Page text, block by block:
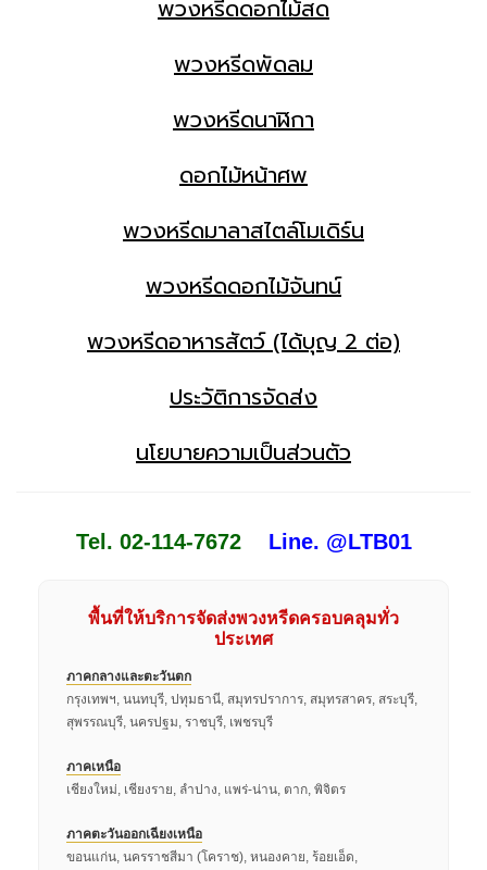
พวงหรีดดอกไม้สด
พวงหรีดพัดลม
พวงหรีดนาฬิกา
ดอกไม้หน้าศพ
พวงหรีดมาลาสไตล์โมเดิร์น
พวงหรีดดอกไม้จันทน์
พวงหรีดอาหารสัตว์ (ได้บุญ 2 ต่อ)
ประวัติการจัดส่ง
นโยบายความเป็นส่วนตัว
Tel. 02-114-7672 Line. @LTB01
พื้นที่ให้บริการจัดส่งพวงหรีดครอบคลุมทั่ว
ประเทศ
ภาคกลางและตะวันตก
กรุงเทพฯ, นนทบุรี, ปทุมธานี, สมุทรปราการ, สมุทรสาคร, สระบุรี,
สุพรรณบุรี, นครปฐม, ราชบุรี, เพชรบุรี
ภาคเหนือ
เชียงใหม่, เชียงราย, ลำปาง, แพร่-น่าน, ตาก, พิจิตร
ภาคตะวันออกเฉียงเหนือ
ขอนแก่น, นครราชสีมา (โคราช), หนองคาย, ร้อยเอ็ด,